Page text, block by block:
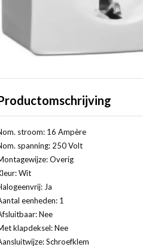
stroom: 16 Ampère
spanning: 250 Volt
Overig
Wit
Ja
eenheden: 1
Nee
klapdeksel: Nee
Schroefklem